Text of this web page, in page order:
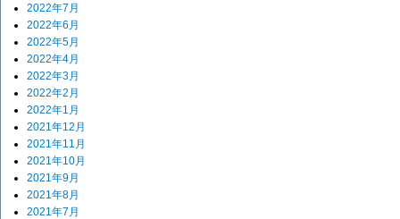
2022年7月
2022年6月
2022年5月
2022年4月
2022年3月
2022年2月
2022年1月
2021年12月
2021年11月
2021年10月
2021年9月
2021年8月
2021年7月